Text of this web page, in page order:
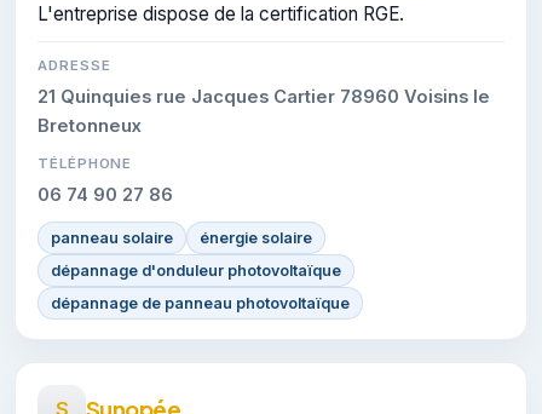
L'entreprise dispose de la certification RGE.
ADRESSE
21 Quinquies rue Jacques Cartier 78960 Voisins le
Bretonneux
TÉLÉPHONE
06 74 90 27 86
panneau solaire
énergie solaire
dépannage d'onduleur photovoltaïque
dépannage de panneau photovoltaïque
S